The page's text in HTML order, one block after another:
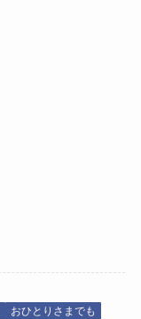
おひとりさまでも